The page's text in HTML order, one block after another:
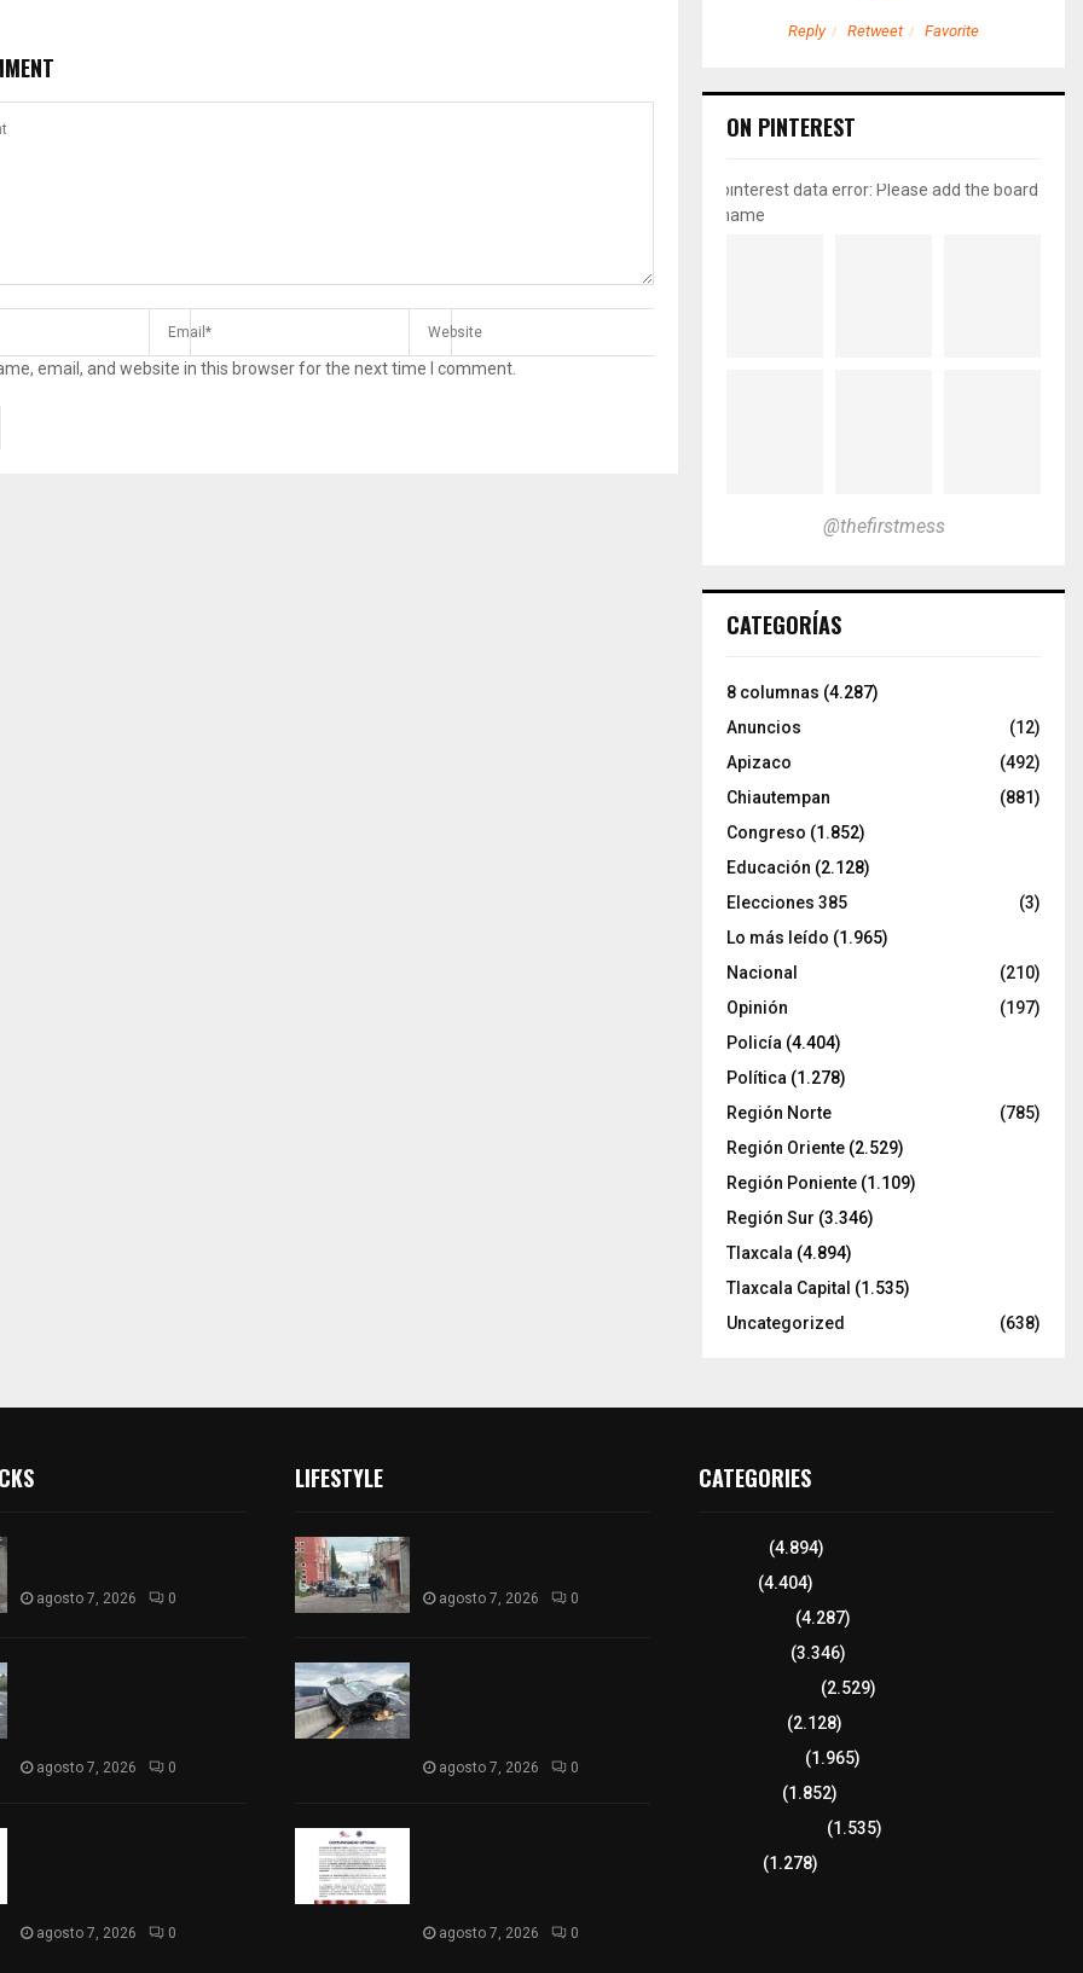
email, and website in this browser for the next time I comment.
Reply Retweet Favorite
ON PINTEREST
pinterest data error: Please add the board
name
@thefirstmess
CATEGORÍAS
8 columnas (4.287)
Anuncios
(12)
Apizaco
(492)
Chiautempan
(881)
Congreso (1.852)
Educación (2.128)
Elecciones 385
(3)
Lo más leído (1.965)
Nacional
(210)
Opinión
(197)
Policía (4.404)
Política (1.278)
Región Norte
(785)
Región Oriente (2.529)
Región Poniente (1.109)
Región Sur (3.346)
Tlaxcala (4.894)
Tlaxcala Capital (1.535)
Uncategorized
(638)
agosto 7, 2026 0
agosto 7, 2026 0
agosto 7, 2026 0
LIFESTYLE
agosto 7, 2026 0
agosto 7, 2026 0
agosto 7, 2026 0
CATEGORIES
(4.894)
(4.404)
(4.287)
(3.346)
(2.529)
(2.128)
(1.965)
(1.852)
(1.535)
(1.278)